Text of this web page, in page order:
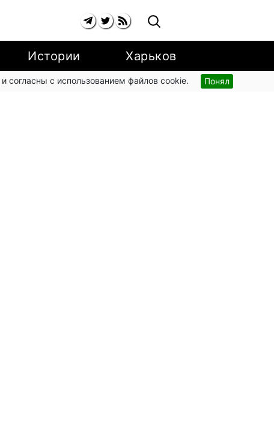
Истории Харьков
и согласны с использованием файлов cookie. Понял